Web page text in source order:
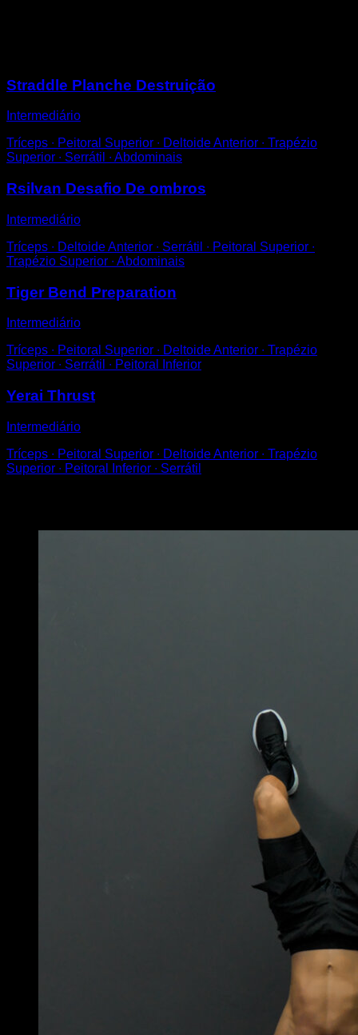
Straddle Planche Destruição
Intermediário
Tríceps ∙ Peitoral Superior ∙ Deltoide Anterior ∙ Trapézio
Superior ∙ Serrátil ∙ Abdominais
Rsilvan Desafio De ombros
Intermediário
Tríceps ∙ Deltoide Anterior ∙ Serrátil ∙ Peitoral Superior ∙
Trapézio Superior ∙ Abdominais
Tiger Bend Preparation
Intermediário
Tríceps ∙ Peitoral Superior ∙ Deltoide Anterior ∙ Trapézio
Superior ∙ Serrátil ∙ Peitoral Inferior
Yerai Thrust
Intermediário
Tríceps ∙ Peitoral Superior ∙ Deltoide Anterior ∙ Trapézio
Superior ∙ Peitoral Inferior ∙ Serrátil